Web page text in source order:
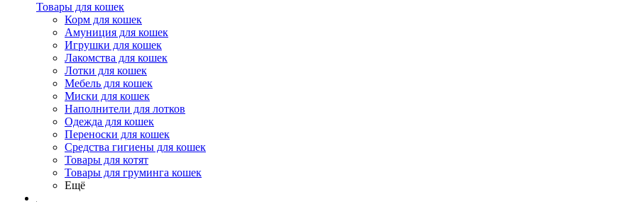
Товары для кошек
Корм для кошек
Амуниция для кошек
Игрушки для кошек
Лакомства для кошек
Лотки для кошек
Мебель для кошек
Миски для кошек
Наполнители для лотков
Одежда для кошек
Переноски для кошек
Средства гигиены для кошек
Товары для котят
Товары для груминга кошек
Ещё